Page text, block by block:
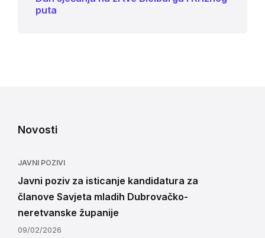
puta
Novosti
JAVNI POZIVI
Javni poziv za isticanje kandidatura za
članove Savjeta mladih Dubrovačko-
neretvanske županije
09/02/2026